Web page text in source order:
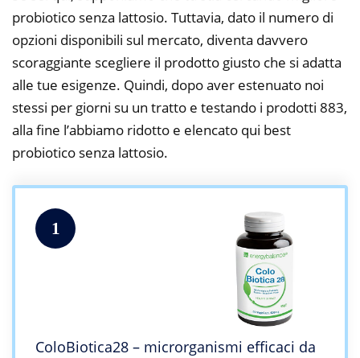
probiotico senza lattosio. Tuttavia, dato il numero di
opzioni disponibili sul mercato, diventa davvero
scoraggiante scegliere il prodotto giusto che si adatta
alle tue esigenze. Quindi, dopo aver estenuato noi
stessi per giorni su un tratto e testando i prodotti 883,
alla fine l’abbiamo ridotto e elencato qui best
probiotico senza lattosio.
1
ColoBiotica28 – microrganismi efficaci da